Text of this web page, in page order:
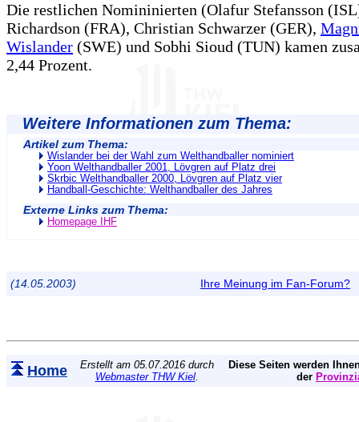
Die restlichen Nomininierten (Olafur Stefansson
Richardson (FRA), Christian Schwarzer (GER),
Wislander (SWE) und Sobhi Sioud (TUN) kamen
2,44 Prozent.
Weitere Informationen zum Thema:
Artikel zum Thema:
Wislander bei der Wahl zum Welthandballer nominiert
Yoon Welthandballer 2001, Lövgren auf Platz drei
Skrbic Welthandballer 2000, Lövgren auf Platz vier
Handball-Geschichte: Welthandballer des Jahres
Externe Links zum Thema:
Homepage IHF
(14.05.2003) Ihre Meinung im Fan-Forum?
Home
Erstellt am 05.07.2016 durch
Webmaster THW Kiel.
Diese Seiten werden
der